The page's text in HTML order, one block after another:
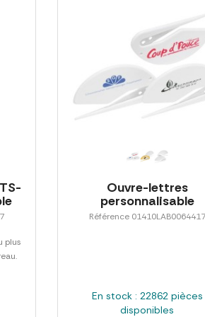
plus
Ouvre-lettres
personnalisable
Référence 01410LAB0064417
En stock : 22862 pièces
disponibles